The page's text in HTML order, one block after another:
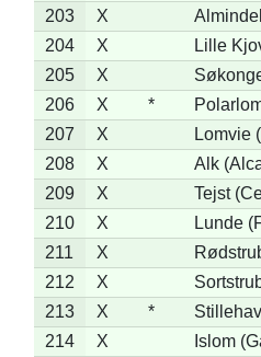
203
X
204
X
Lille
205
X
206
X *
207
X
Lomvie
208
X
Alk
209
X
Tejst
210
X
Lunde
211
X
212
X
213
X *
214
X
Islom